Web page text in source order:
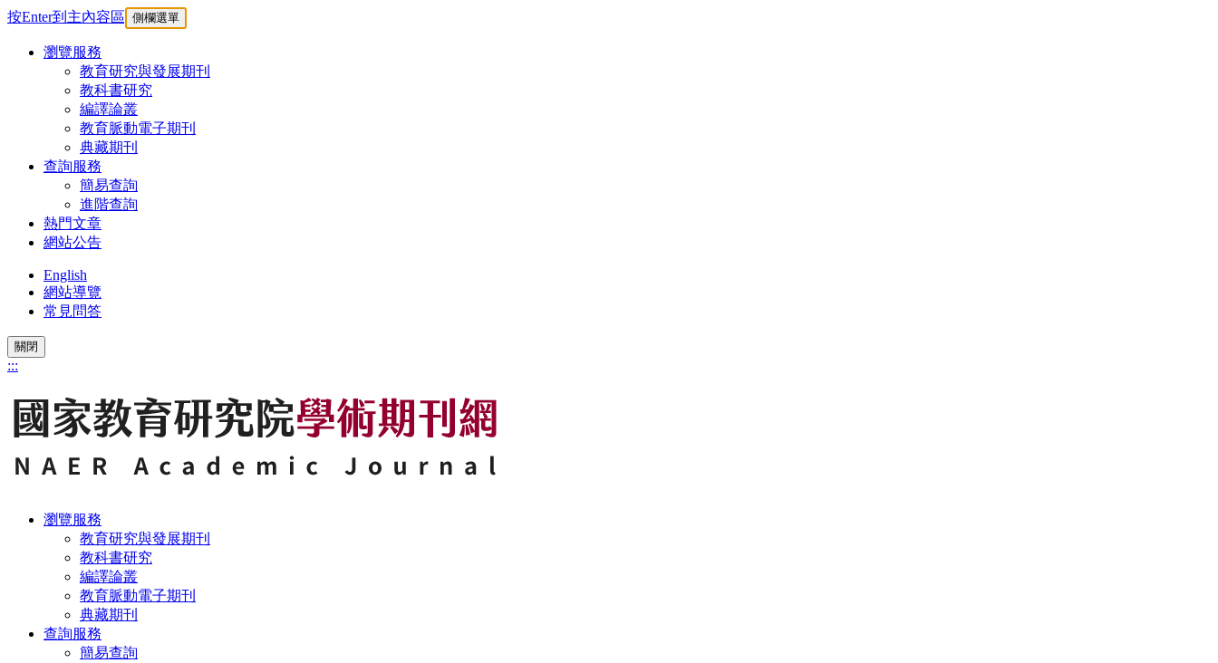
按Enter到主內容區 側欄選單
瀏覽服務
教育研究與發展期刊
教科書研究
編譯論叢
教育脈動電子期刊
典藏期刊
查詢服務
簡易查詢
進階查詢
熱門文章
網站公告
English
網站導覽
常見問答
關閉
:::
瀏覽服務
教育研究與發展期刊
教科書研究
編譯論叢
教育脈動電子期刊
典藏期刊
查詢服務
簡易查詢